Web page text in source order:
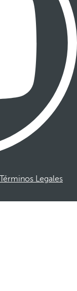
Términos Legales